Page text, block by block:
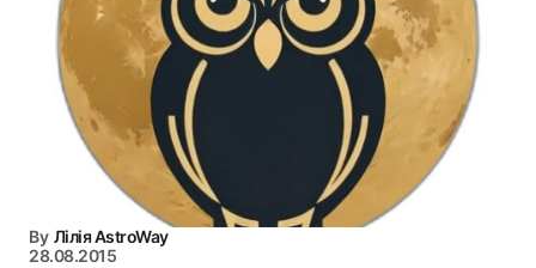
By Лілія AstroWay
28.08.2015